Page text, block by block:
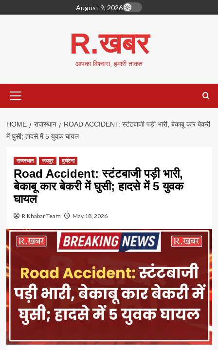
to
August 9, 2026
R.खबर
आपका विश्वास, हमारी ताकत
Menu
HOME राजस्थान
ROAD ACCIDENT: स्टंटबाजी पड़ी भारी, बेकाबू कार बेकरी
में घुसी; हादसे में 5 युवक घायल
राजस्थान जयपुर दुर्घटना
Road Accident: स्टंटबाजी पड़ी भारी,
बेकाबू कार बेकरी में घुसी; हादसे में 5 युवक
घायल
R.Khabar Team May 18, 2026